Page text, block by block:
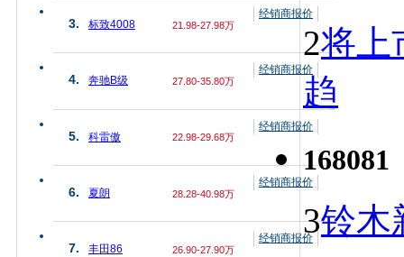
3. 标致4008 21.98-27.98万
经销商报价
4. 奔驰B级 27.80-35.80万
经销商报价
5. 科雷傲 22.98-29.68万
经销商报价
6. 夏朗 28.28-40.98万
经销商报价
7. 丰田86 26.90-27.90万
经销商报价
2将上
趋
168081
3铃木